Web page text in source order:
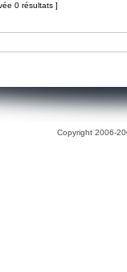
0 résultats ]
Copyright 2006-